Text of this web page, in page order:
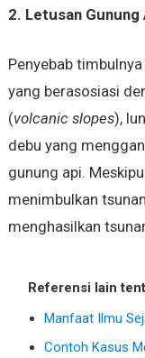
2. Letusan Gunung
Penyebab
yang berasosiasi
(volcanic slopes),
debu yang
gunung api.
menimbulkan
menghasilkan
Referensi lain
Manfaat Ilmu
Contoh Kasus